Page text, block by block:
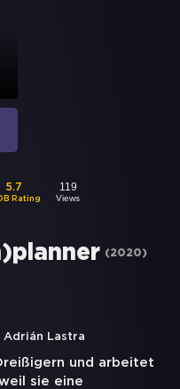
5.7
Rating
119
Views
(2020)
Adrián Lastra
und arbeitet
sie eine